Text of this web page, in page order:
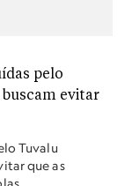
Tuvalu
que as